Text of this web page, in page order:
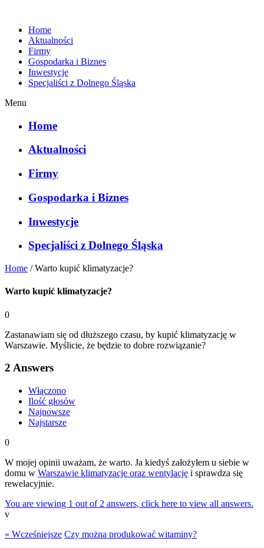
Home
Aktualności
Firmy
Gospodarka i Biznes
Inwestycje
Specjaliści z Dolnego Śląska
Menu
Home
Aktualności
Firmy
Gospodarka i Biznes
Inwestycje
Specjaliści z Dolnego Śląska
Home /Warto kupić klimatyzacje?
Warto kupić klimatyzacje?
0
Zastanawiam się od dłuższego czasu, by kupić klimatyzację w
Warszawie. Myślicie, że będzie to dobre rozwiązanie?
2 Answers
Włączono
Ilość głosów
Najnowsze
Najstarsze
0
W mojej opinii uważam, że warto. Ja kiedyś założyłem u siebie w
domu w Warszawie klimatyzacje oraz wentylację i sprawdza się
rewelacyjnie.
You are viewing 1 out of 2 answers, click here to view all answers.
v
« Wcześniejsze Czy można produkować witaminy?